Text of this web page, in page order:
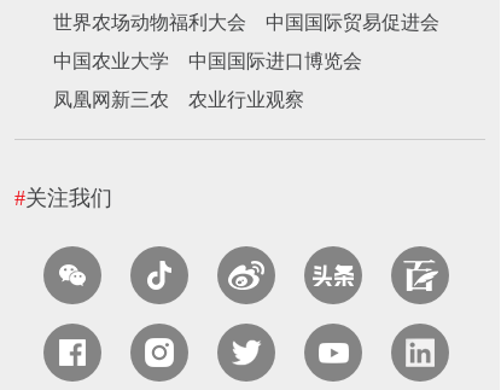
世界农场动物福利大会
中国国际贸易促进会
中国农业大学
中国国际进口博览会
凤凰网新三农
农业行业观察
#关注我们